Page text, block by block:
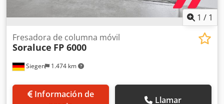
1 / 1
Siegen 1.474 km
Fresadora de columna móvil
Soraluce FP 6000
Información de
Llamar